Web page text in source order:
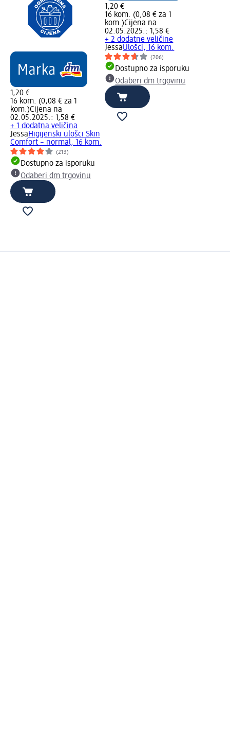
1,20 €
16 kom. (0,08 € za 1
kom.)Cijena na
02.05.2025.: 1,58 €
+ 1 dodatna veličina
JessaHigijenski ulošci Skin
Comfort – normal, 16 kom.
(213)
Dostupno za isporuku
Odaberi dm trgovinu
1,20 €
16 kom. (0,08 € za 1
kom.)Cijena na
02.05.2025.: 1,58 €
+ 2 dodatne veličine
JessaUlošci, 16 kom.
(206)
Dostupno za isporuku
Odaberi dm trgovinu